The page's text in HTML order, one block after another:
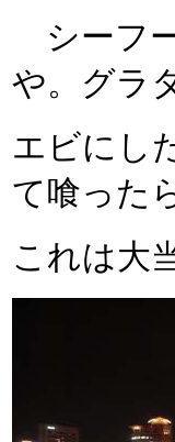
シーフ
や。グラ
エビにし
て喰った
これは大